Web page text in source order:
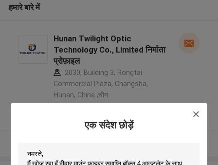
एक संदेश छोड़ें
हमारे बारे में
Hunan Twilight Optic
Technology Co., Limited निर्माता
प्रोफ़ाइल
2030, Building 3, Rongtai
Commercial Plaza, Changsha,
Hunan, China ,चीन
सत्यापित प्रदायक